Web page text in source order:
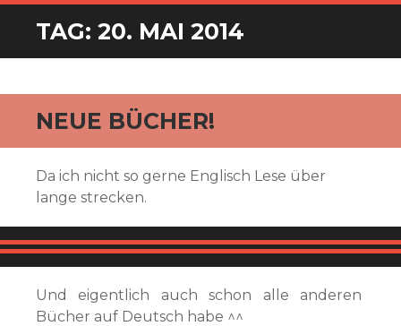
TAG: 20. MAI 2014
NEUE BÜCHER!
Da ich nicht so gerne Englisch Lese über
lange strecken.
Und eigentlich auch schon alle anderen
Bücher auf Deutsch habe ^^